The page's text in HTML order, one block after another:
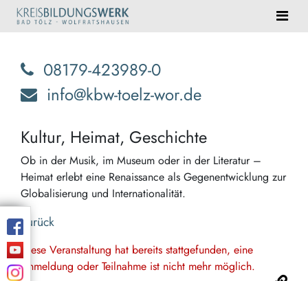
08179-423989-0
info@kbw-toelz-wor.de
Kultur, Heimat, Geschichte
Ob in der Musik, im Museum oder in der Literatur –
Heimat erlebt eine Renaissance als Gegenentwicklung zur
Globalisierung und Internationalität.
Zurück
Diese Veranstaltung hat bereits stattgefunden, eine
Anmeldung oder Teilnahme ist nicht mehr möglich.